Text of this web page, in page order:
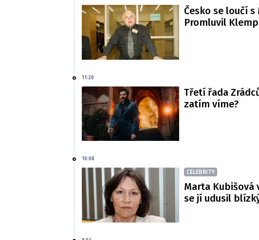
Česko se loučí
Promluvil
11:20
Třetí řada
zatím víme?
10:08
CELEBRITY
Marta Kubišová
se jí udusil